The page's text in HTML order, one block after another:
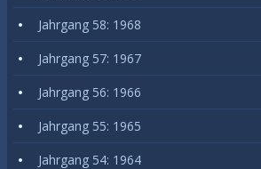
Jahrgang 58: 1968
Jahrgang 57: 1967
Jahrgang 56: 1966
Jahrgang 55: 1965
Jahrgang 54: 1964